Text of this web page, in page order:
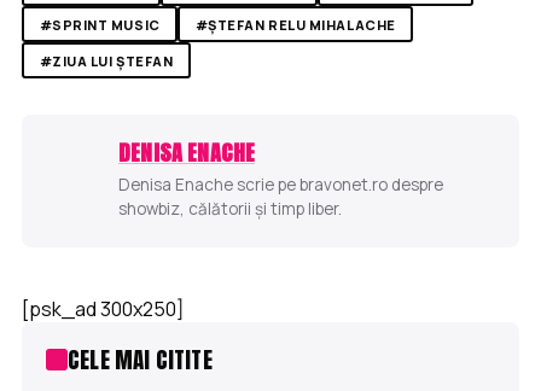
#SPRINT MUSIC
#ȘTEFAN RELU MIHALACHE
#ZIUA LUI ȘTEFAN
DENISA ENACHE
Denisa Enache scrie pe bravonet.ro despre
showbiz, călătorii și timp liber.
[psk_ad 300x250]
CELE MAI CITITE